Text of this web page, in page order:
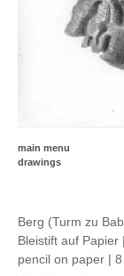
main menu
drawings
Berg (Turm zu
Bleistift auf Papier
pencil on paper |